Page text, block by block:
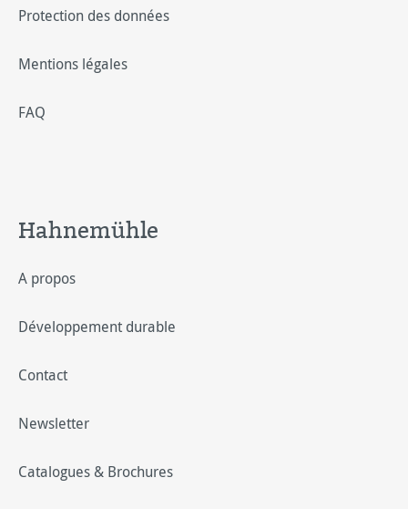
Protection des données
Mentions légales
FAQ
Hahnemühle
A propos
Développement durable
Contact
Newsletter
Catalogues & Brochures